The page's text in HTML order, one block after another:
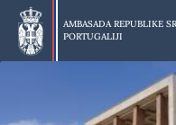
Preskoči
glavni
deo
AMBASADA REPUBLIKE
PORTUGALIJI